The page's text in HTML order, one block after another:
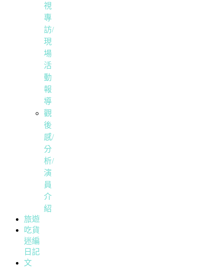
視
專
訪/
現
場
活
動
報
導
觀
後
感/
分
析/
演
員
介
紹
旅遊
吃貨
迷編
日記
文